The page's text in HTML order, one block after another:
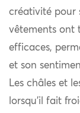
créativité pour
vêtements ont
efficaces,
et son
Les châles et
lorsqu’il fait